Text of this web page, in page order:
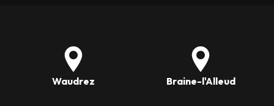
Waudrez Braine-l'Alleud